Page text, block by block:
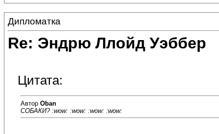
Дипломатка
Re: Эндрю Ллойд Уэббер
Цитата:
Автор Oban
СОБАКИ? :wow: :wow: :wow: :wow: